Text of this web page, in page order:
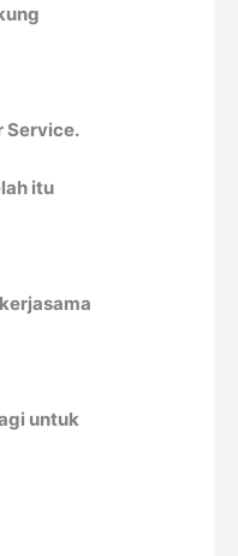
Service.
itu
untuk